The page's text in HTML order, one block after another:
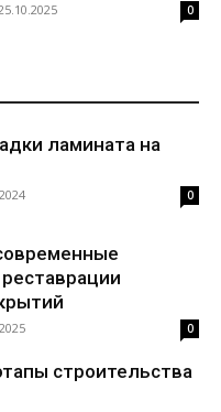
0
ламината на
0
0
строительства